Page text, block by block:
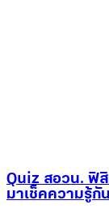
Quiz สอวน. ฟิ
มาเช็คความรู้กั